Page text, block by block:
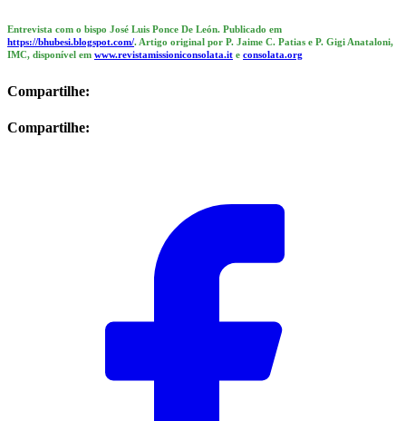
Entrevista com o bispo José Luis Ponce De León. Publicado em
https://bhubesi.blogspot.com/. Artigo original por P. Jaime C. Patias e P. Gigi Anataloni,
IMC, disponível em www.revistamissioniconsolata.it e consolata.org
Compartilhe:
Compartilhe: